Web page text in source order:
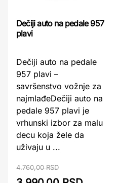
Dečiji auto na pedale 957
plavi
Dečiji auto na pedale
957 plavi –
savršenstvo vožnje za
najmlađeDečiji auto na
pedale 957 plavi je
vrhunski izbor za malu
decu koja žele da
uživaju u ...
4.760,00 RSD